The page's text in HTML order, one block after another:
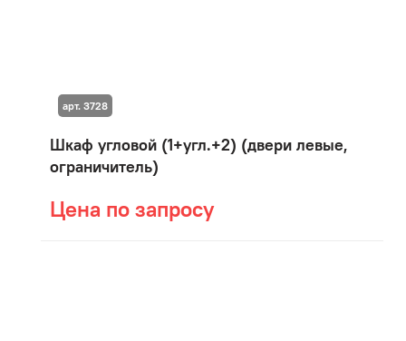
Шкаф угловой (1+угл.+2) (двери левые,
ограничитель)
Цена по запросу
арт. 3728